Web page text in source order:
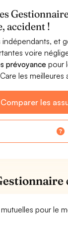
accident !
indépendants, et
voire
prévoyancepour
les
Comparer les
pour le